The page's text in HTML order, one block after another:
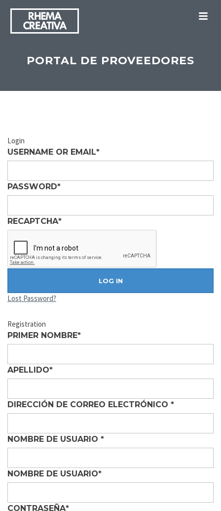
PORTAL DE PROVEEDORES
Login
USERNAME OR EMAIL*
PASSWORD*
RECAPTCHA*
Lost Password?
Registration
PRIMER NOMBRE*
APELLIDO*
DIRECCIÓN DE CORREO ELECTRÓNICO *
NOMBRE DE USUARIO *
NOMBRE DE USUARIO*
CONTRASEÑA*